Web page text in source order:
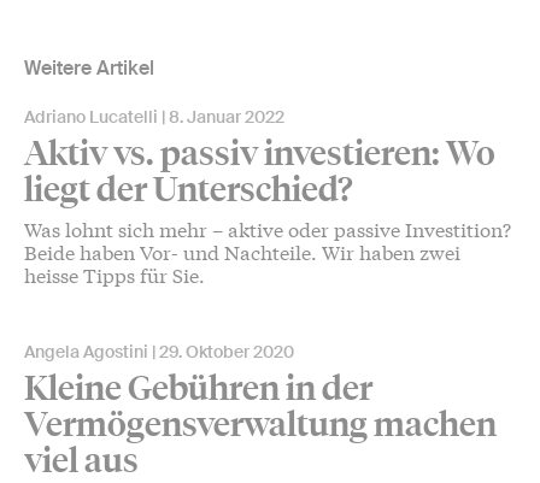
Weitere Artikel
Adriano Lucatelli 8. Januar 2022
Aktiv vs. passiv investieren: Wo
liegt der Unterschied?
Was lohnt sich mehr – aktive oder passive Investition?
Beide haben Vor- und Nachteile. Wir haben zwei
heisse Tipps für Sie.
Angela Agostini 29. Oktober 2020
Kleine Gebühren in der
Vermögensverwaltung machen
viel aus